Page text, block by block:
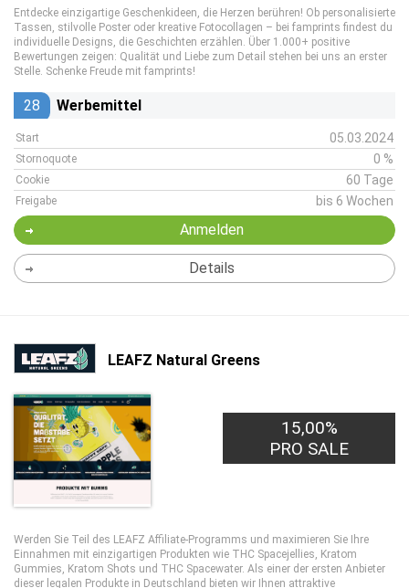
Entdecke einzigartige Geschenkideen, die Herzen berühren! Ob personalisierte
Tassen, stilvolle Poster oder kreative Fotocollagen – bei famprints findest du
individuelle Designs, die Geschichten erzählen. Über 1.000+ positive
Bewertungen zeigen: Qualität und Liebe zum Detail stehen bei uns an erster
Stelle. Schenke Freude mit famprints!
28 Werbemittel
Start 05.03.2024
Stornoquote 0 %
Cookie 60 Tage
Freigabe bis 6 Wochen
Anmelden
Details
LEAFZ Natural Greens
15,00%
PRO SALE
Werden Sie Teil des LEAFZ Affiliate-Programms und maximieren Sie Ihre
Einnahmen mit einzigartigen Produkten wie THC Spacejellies, Kratom
Gummies, Kratom Shots und THC Spacewater. Als einer der ersten Anbieter
dieser legalen Produkte in Deutschland bieten wir Ihnen attraktive